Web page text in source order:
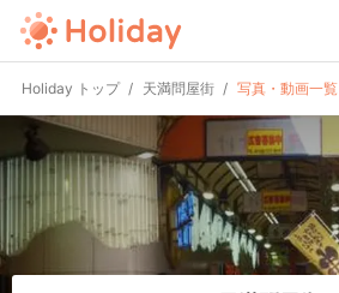
Holiday トップ 天満問屋街 写真・動画一覧